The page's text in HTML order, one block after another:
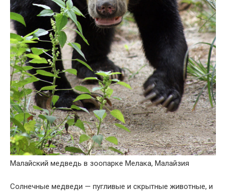
Малайский медведь в зоопарке Мелака, Малайзия
Солнечные медведи — пугливые и скрытные животные, и